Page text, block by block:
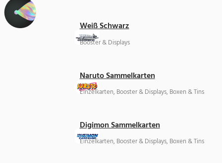
Weiß Schwarz
Booster & Displays
Naruto Sammelkarten
Einzelkarten, Booster & Displays, Boxen & Tins
Digimon Sammelkarten
Einzelkarten, Booster & Displays, Boxen & Tins